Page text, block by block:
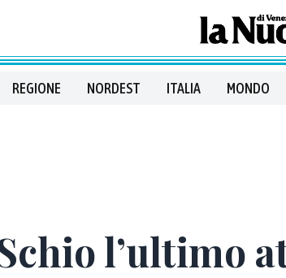
REGIONE NORDEST ITALIA MONDO
l’ultimo